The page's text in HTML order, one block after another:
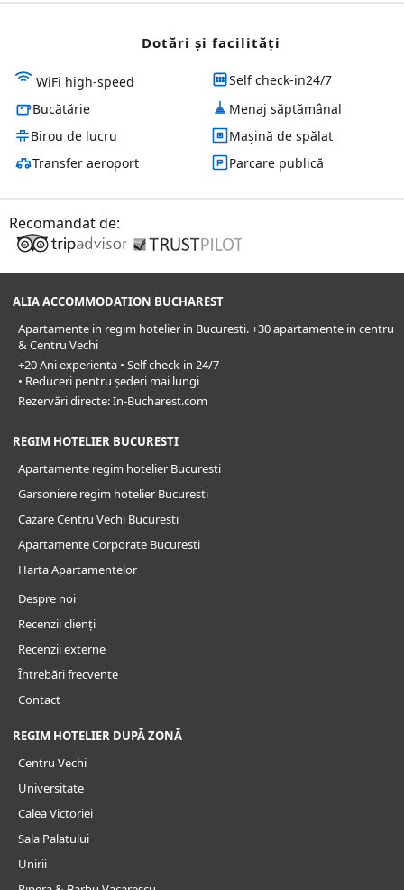
Dotări și facilităţi
WiFi high-speed
Self check-in24/7
Bucătărie
Menaj săptămânal
Birou de lucru
Mașină de spălat
Transfer aeroport
Parcare publică
Recomandat de:
ALIA ACCOMMODATION BUCHAREST
Apartamente in regim hotelier in Bucuresti. +30 apartamente in centru
& Centru Vechi
+20 Ani experienta • Self check-in 24/7
• Reduceri pentru șederi mai lungi
Rezervări directe: In-Bucharest.com
REGIM HOTELIER BUCURESTI
Apartamente regim hotelier Bucuresti
Garsoniere regim hotelier Bucuresti
Cazare Centru Vechi Bucuresti
Apartamente Corporate Bucuresti
Harta Apartamentelor
Despre noi
Recenzii clienți
Recenzii externe
Întrebări frecvente
Contact
REGIM HOTELIER DUPĂ ZONĂ
Centru Vechi
Universitate
Calea Victoriei
Sala Palatului
Unirii